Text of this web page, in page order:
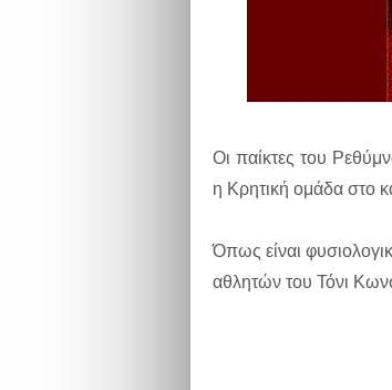
Οι παίκτες του
η Κρητική ομάδα στο
Όπως είναι
αθλητών του Τόνι